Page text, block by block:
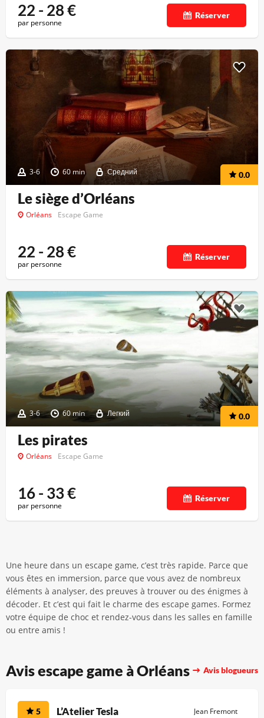
22 - 28€
par personne
Réserver
3-6 60 min Средний 0.0
Le siège d’Orléans
Orléans Escape Game
22 - 28€
par personne
Réserver
3-6 60 min Легкий 0.0
Les pirates
Orléans Escape Game
16 - 33€
par personne
Réserver
Une heure dans un escape game, c’est très rapide. Parce que
vous êtes en immersion, parce que vous avez de nombreux
éléments à analyser, des preuves à trouver ou des énigmes à
décoder. Et c’est qui fait le charme des escape games. Formez
votre équipe de choc et rendez-vous dans les salles en famille
ou entre amis !
Avis escape game à Orléans Avis blogueurs
5 L’Atelier Tesla Jean Fremont